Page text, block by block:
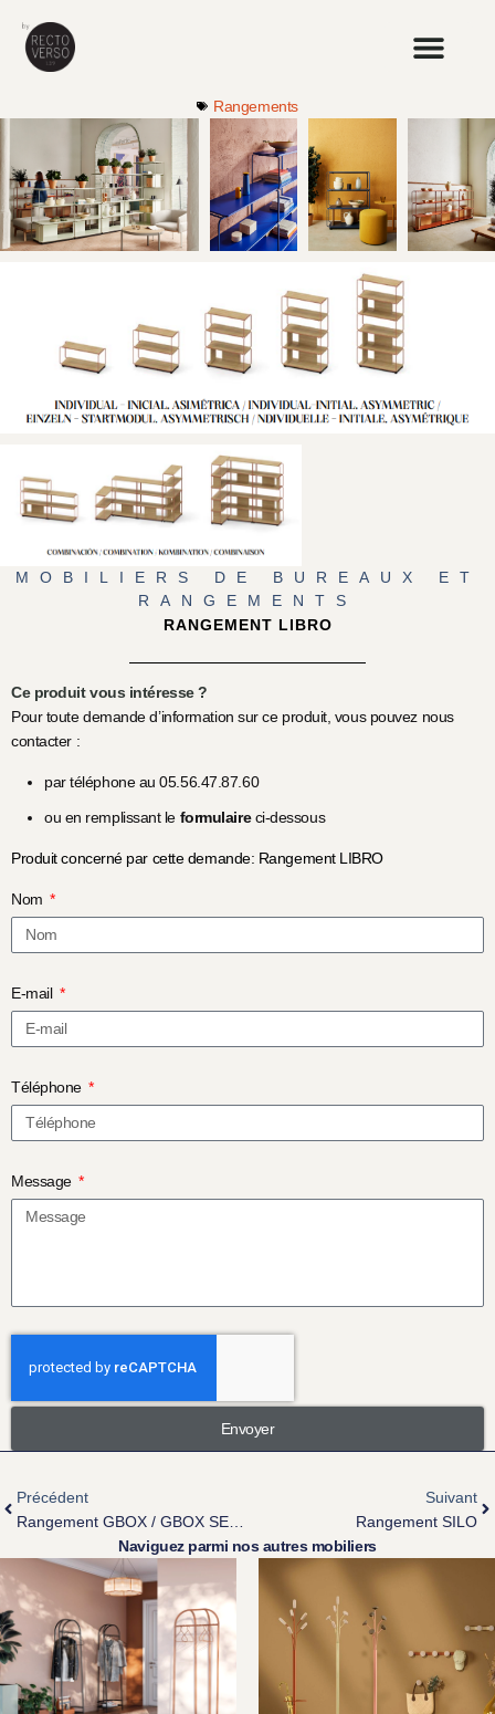
Rangements
MOBILIERS DE BUREAUX ET
RANGEMENTS
RANGEMENT LIBRO
Ce produit vous intéresse ?
Pour toute demande d’information sur ce produit, vous pouvez nous
contacter :
par téléphone au 05.56.47.87.60
ou en remplissant le formulaire ci-dessous
Produit concerné par cette demande: Rangement LIBRO
Nom
E-mail
Téléphone
Message
Envoyer
Précédent
Suivant
Rangement SILO
Naviguez parmi nos autres mobiliers